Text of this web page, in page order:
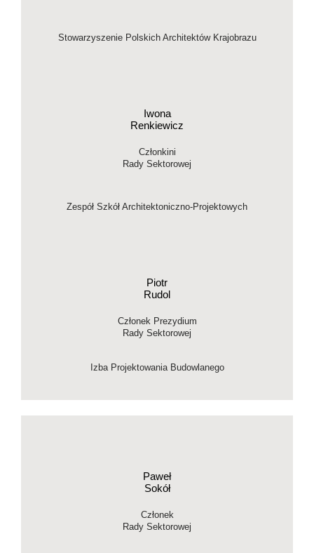
Stowarzyszenie Polskich Architektów Krajobrazu
Iwona
Renkiewicz
Członkini
Rady Sektorowej
Zespół Szkół Architektoniczno-Projektowych
Piotr
Rudol
Członek Prezydium
Rady Sektorowej
Izba Projektowania Budowlanego
Paweł
Sokół
Członek
Rady Sektorowej